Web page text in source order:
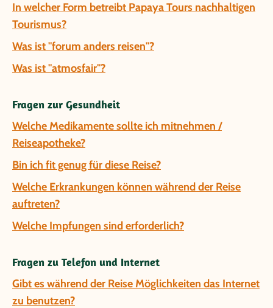
In welcher Form betreibt Papaya Tours nachhaltigen
Tourismus?
Was ist "forum anders reisen"?
Was ist "atmosfair"?
Fragen zur Gesundheit
Welche Medikamente sollte ich mitnehmen /
Reiseapotheke?
Bin ich fit genug für diese Reise?
Welche Erkrankungen können während der Reise
auftreten?
Welche Impfungen sind erforderlich?
Fragen zu Telefon und Internet
Gibt es während der Reise Möglichkeiten das Internet
zu benutzen?